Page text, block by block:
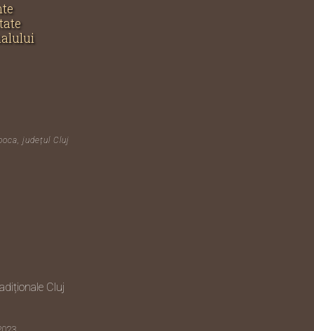
județul Cluj
Cluj